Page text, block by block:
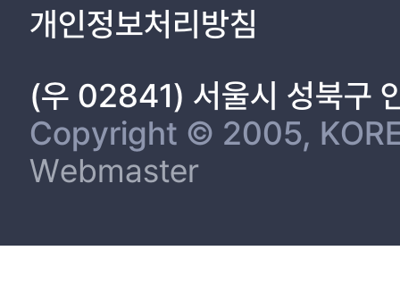
개인정보처리방침
(우 02841) 서울시 성북구
Copyright © 2005,
Webmaster